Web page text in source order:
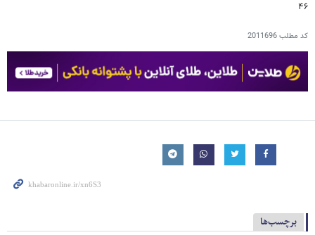
۴۶
کد مطلب2011696
برچسب‌ها